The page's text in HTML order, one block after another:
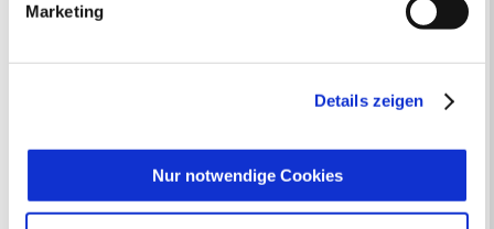
„Details anzeigen“ erfahren oder der
getroffene Auswahl der gewünschten Cookies kann
jederzeit mit Wirkung für die Zukunft angepasst oder
Marketing
Details zeigen
Nur notwendige Cookies
Hier geht es zum Willkommensgruß